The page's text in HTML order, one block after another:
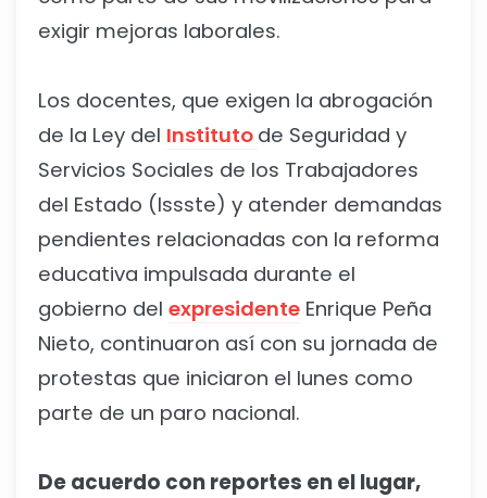
exigir mejoras laborales.
Los docentes, que exigen la abrogación
de la Ley del Instituto de Seguridad y
Servicios Sociales de los Trabajadores
del Estado (Issste) y atender demandas
pendientes relacionadas con la reforma
educativa impulsada durante el
gobierno del expresidente Enrique Peña
Nieto, continuaron así con su jornada de
protestas que iniciaron el lunes como
parte de un paro nacional.
De acuerdo con reportes en el lugar,